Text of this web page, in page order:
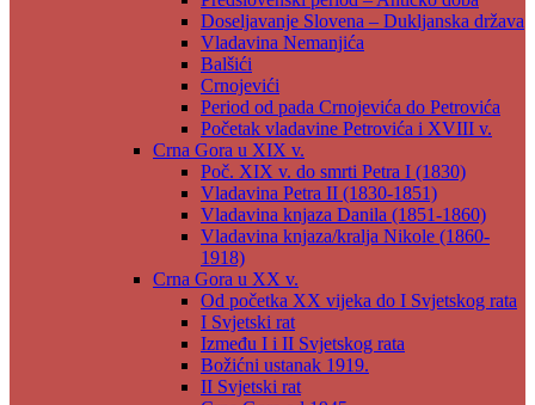
Doseljavanje Slovena – Dukljanska država
Vladavina Nemanjića
Balšići
Crnojevići
Period od pada Crnojevića do Petrovića
Početak vladavine Petrovića i XVIII v.
Crna Gora u XIX v.
Poč. XIX v. do smrti Petra I (1830)
Vladavina Petra II (1830-1851)
Vladavina knjaza Danila (1851-1860)
Vladavina knjaza/kralja Nikole (1860-
1918)
Crna Gora u XX v.
Od početka XX vijeka do I Svjetskog rata
I Svjetski rat
Između I i II Svjetskog rata
Božićni ustanak 1919.
II Svjetski rat